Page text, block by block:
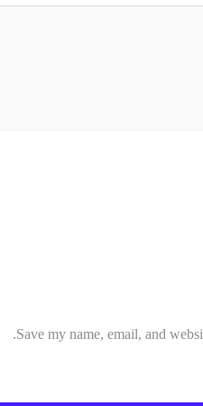
Save my name, email, and